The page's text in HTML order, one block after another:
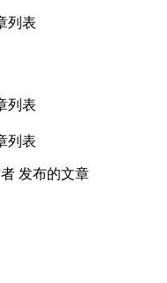
列表
列表
列表
发布的文章